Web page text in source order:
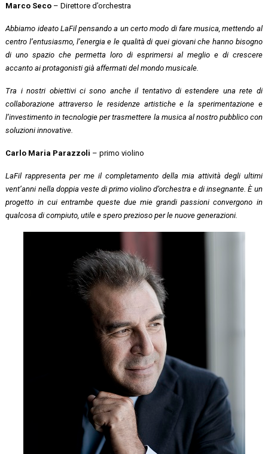
Marco Seco – Direttore d’orchestra
Abbiamo ideato LaFil pensando a un certo modo di fare musica, mettendo al
centro l’entusiasmo, l’energia e le qualità di quei giovani che hanno bisogno
di uno spazio che permetta loro di esprimersi al meglio e di crescere
accanto ai protagonisti già affermati del mondo musicale.
Tra i nostri obiettivi ci sono anche il tentativo di estendere una rete di
collaborazione attraverso le residenze artistiche e la sperimentazione e
l’investimento in tecnologie per trasmettere la musica al nostro pubblico con
soluzioni innovative.
Carlo Maria Parazzoli – primo violino
LaFil rappresenta per me il completamento della mia attività degli ultimi
vent’anni nella doppia veste di primo violino d’orchestra e di insegnante. È un
progetto in cui entrambe queste due mie grandi passioni convergono in
qualcosa di compiuto, utile e spero prezioso per le nuove generazioni.